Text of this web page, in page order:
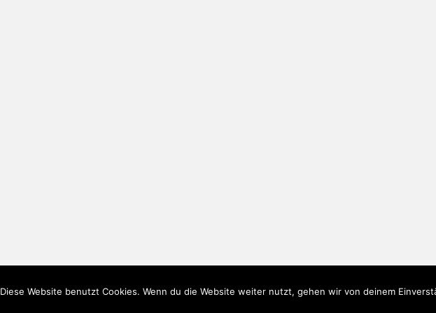
Diese Website benutzt Cookies. Wenn du die Website weiter nutzt, gehen wir von deinem